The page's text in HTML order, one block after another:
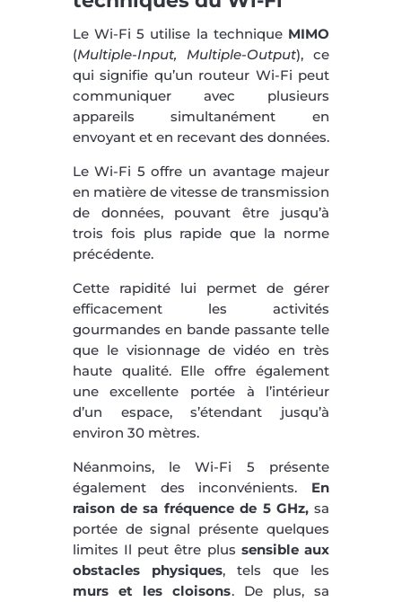
Le Wi-Fi 5 utilise la technique MIMO
(Multiple-Input, Multiple-Output), ce
qui signifie qu’un routeur Wi-Fi peut
communiquer avec plusieurs
appareils simultanément en
envoyant et en recevant des données.
Le Wi-Fi 5 offre un avantage majeur
en matière de vitesse de transmission
de données, pouvant être jusqu’à
trois fois plus rapide que la norme
précédente.
Cette rapidité lui permet de gérer
efficacement les activités
gourmandes en bande passante telle
que le visionnage de vidéo en très
haute qualité. Elle offre également
une excellente portée à l’intérieur
d’un espace, s’étendant jusqu’à
environ 30 mètres.
Néanmoins, le Wi-Fi 5 présente
également des inconvénients. En
raison de sa fréquence de 5 GHz,sa
portée de signal présente quelques
limites Il peut être plussensible aux
obstacles physiques, tels que les
murs et les cloisons. De plus, sa